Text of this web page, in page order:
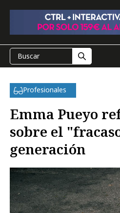
Profesionales
Emma Pueyo
sobre el
generación